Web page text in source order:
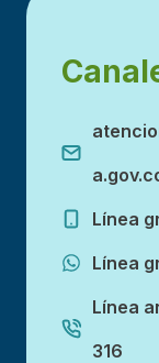
Línea
Línea
Línea
316